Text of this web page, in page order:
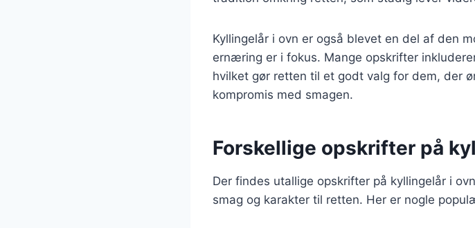
Kyllingelår i ovn er også blevet en del af den
ernæring er i fokus. Mange opskrifter
hvilket gør retten til et godt valg for dem, der
kompromis med smagen.
Forskellige opskrifter på
Der findes utallige opskrifter på kyllingelår i
smag og karakter til retten. Her er nogle